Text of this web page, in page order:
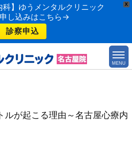
X
科】ゆうメンタルクリニック
し込みはこちら→
診察申込
MENU
ルが起こる理由～名古屋心療内